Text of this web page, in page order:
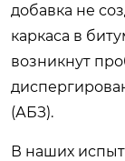
добавка не
каркаса в
возникнут
(АБЗ).
В наших